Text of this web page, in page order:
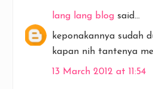
lang lang blog said...
keponakannya sudah
kapan nih tantenya
13 March 2012 at 11:54